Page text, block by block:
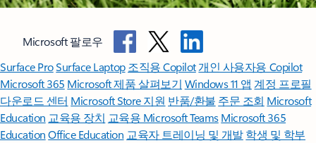
Microsoft 팔로우
Surface ProSurface Laptop 조직용 Copilot개인 사용자용 Copilot
Microsoft 365 Microsoft 제품 살펴보기 Windows 11 앱 계정 프로필
다운로드 센터 Microsoft Store 지원 반품/환불 주문 조회 Microsoft
Education 교육용 장치 교육용 Microsoft Teams Microsoft 365
Education Office Education 교육자 트레이닝 및 개발학생 및 학부